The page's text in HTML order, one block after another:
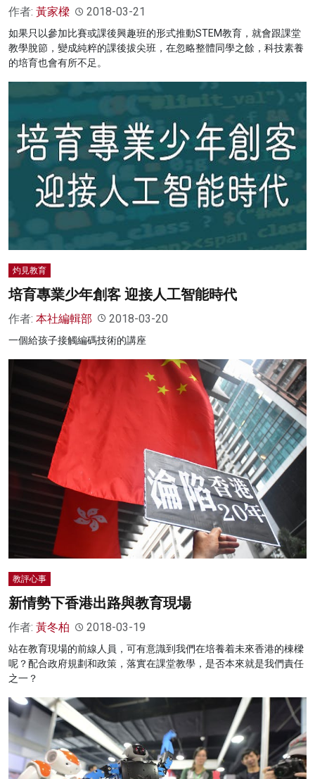
作者: 黃家樑 2018-03-21
如果只以參加比賽或課後興趣班的形式推動STEM教育，就會跟課堂
教學脫節，變成純粹的課後拔尖班，在忽略整體同學之餘，科技素養
的培育也會有所不足。
灼見教育
培育專業少年創客 迎接人工智能時代
作者: 本社編輯部 2018-03-20
一個給孩子接觸編碼技術的講座
教評心事
新情勢下香港出路與教育現場
作者: 黃冬柏 2018-03-19
站在教育現場的前線人員，可有意識到我們在培養着未來香港的棟樑
呢？配合政府規劃和政策，落實在課堂教學，是否本來就是我們責任
之一？